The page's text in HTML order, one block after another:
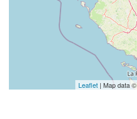
Leaflet | Map data ©